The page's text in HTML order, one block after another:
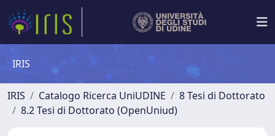
IRIS
IRIS Catalogo Ricerca UniUDINE
8 Tesi di Dottorato
8.2 Tesi di Dottorato (OpenUniud)